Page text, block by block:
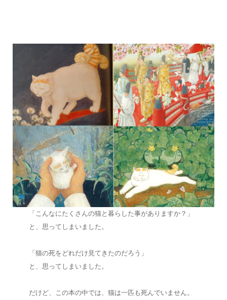
「こんなにたくさんの猫と暮らした事がありますか？」
と、思ってしまいました。
「猫の死をどれだけ見てきたのだろう」
と、思ってしまいました。
だけど、この本の中では、猫は一匹も死んでいません。